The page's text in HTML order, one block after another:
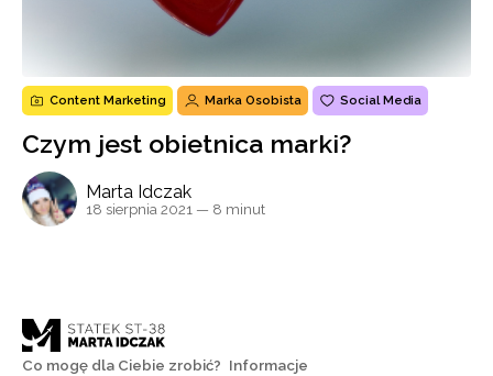
Content Marketing Marka Osobista Social Media
Czym jest obietnica marki?
Marta Idczak
18 sierpnia 2021 — 8 minut
Co mogę dla Ciebie zrobić? Informacje